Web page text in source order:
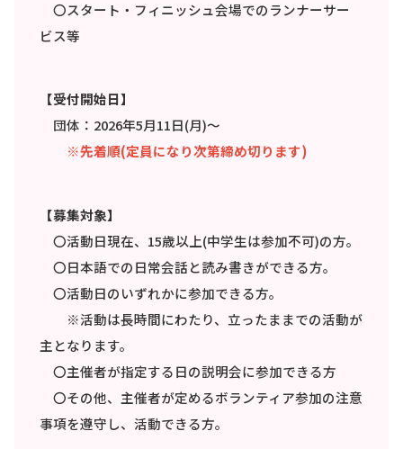
〇スタート・フィニッシュ会場でのランナーサー
ビス等
【受付開始日】
団体：2026年5月11日(月)～
※先着順(定員になり次第締め切ります)
【募集対象】
〇活動日現在、15歳以上(中学生は参加不可)の方。
〇日本語での日常会話と読み書きができる方。
〇活動日のいずれかに参加できる方。
※活動は長時間にわたり、立ったままでの活動が
主となります。
〇主催者が指定する日の説明会に参加できる方
〇その他、主催者が定めるボランティア参加の注意
事項を遵守し、活動できる方。